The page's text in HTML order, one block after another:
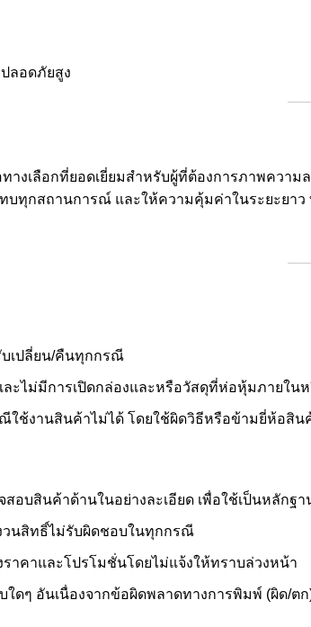
ลอดภัยสูง
างเลือกที่ยอดเยี่ยมสำหรับผู้ที่ต้องการภาพควา
บทุกสถานการณ์ และให้ความคุ้มค่าในระยะยา
บเปลี่ยน/คืนทุกกรณี
ะไม่มีการเปิดกล่องและหรือวัสดุที่ห่อหุ้มภายใ
ใช้งานสินค้าไม่ได้ โดยใช้ผิดวิธีหรือข้ามยี่ห้อสิน
อบสินค้าด้านในอย่างละเอียด เพื่อใช้เป็นหลัก
วนสิทธิ์ไม่รับผิดชอบในทุกกรณี
าคาและโปรโมชั่นโดยไม่แจ้งให้ทราบล่วงหน้า
ดๆ อันเนื่องจากข้อผิดพลาดทางการพิมพ์ (ผิด/ตก